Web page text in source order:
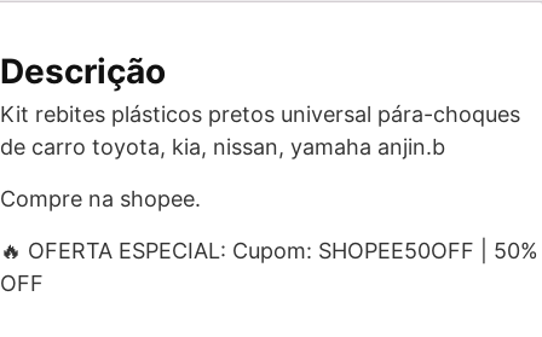
Descrição
Kit rebites plásticos pretos universal pára-choques
de carro toyota, kia, nissan, yamaha anjin.b
Compre na shopee.
🔥 OFERTA ESPECIAL: Cupom: SHOPEE50OFF | 50%
OFF